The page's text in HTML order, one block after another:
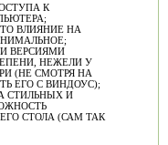
К
ВЛИЯНИЕ НА
ВЕРСИЯМИ
НЕЖЕЛИ У
(НЕ СМОТРЯ НА
ЕГО С ВИНДОУС);
СТИЛЬНЫХ И
СТОЛА (САМ ТАК